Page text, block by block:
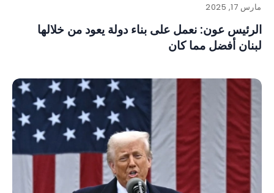
مارس 17, 2025
الرئيس عون: نعمل على بناء دولة يعود من خلالها
لبنان أفضل مما كان